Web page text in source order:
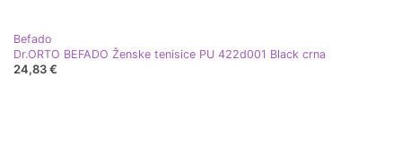
Befado
Dr.ORTO BEFADO Ženske tenisice PU 422d001 Black crna
24,83 €